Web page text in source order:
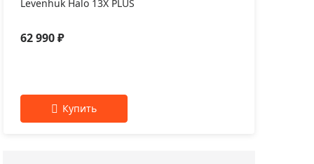
Levenhuk Halo 13X PLUS
62 990 ₽